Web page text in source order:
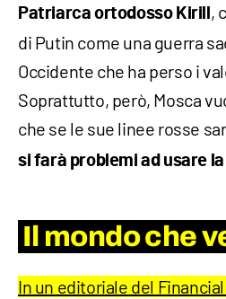
Patriarca ortodosso Kirill ,
di Putin come una guerra
Occidente che ha perso i
Soprattutto, però, Mosca
che se le sue linee rosse
si farà problemi ad usare
Il mondo che
In un editoriale del